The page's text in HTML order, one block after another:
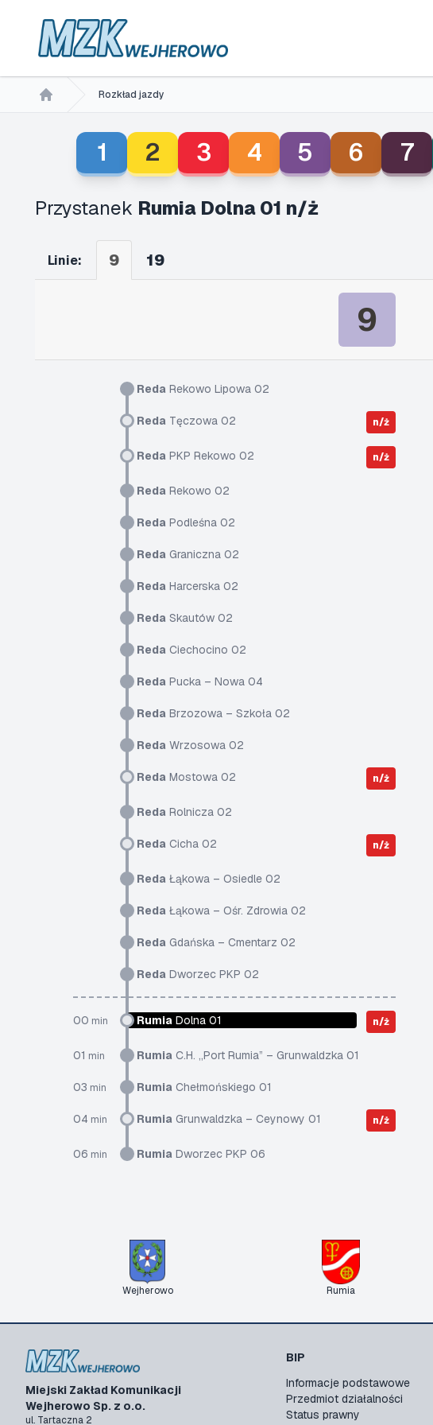
Rozkład jazdy
1 2 3 4 5 6 7
Przystanek Rumia Dolna 01 n/ż
Linie: 9 19
9
Reda Rekowo Lipowa 02
Reda Tęczowa 02 n/ż
Reda PKP Rekowo 02 n/ż
Reda Rekowo 02
Reda Podleśna 02
Reda Graniczna 02
Reda Harcerska 02
Reda Skautów 02
Reda Ciechocino 02
Reda Pucka – Nowa 04
Reda Brzozowa – Szkoła 02
Reda Wrzosowa 02
Reda Mostowa 02 n/ż
Reda Rolnicza 02
Reda Cicha 02 n/ż
Reda Łąkowa – Osiedle 02
Reda Łąkowa – Ośr. Zdrowia 02
Reda Gdańska – Cmentarz 02
Reda Dworzec PKP 02
00 min Rumia Dolna 01 n/ż
01 min Rumia C.H. „Port Rumia” – Grunwaldzka 01
03 min Rumia Chełmońskiego 01
04 min Rumia Grunwaldzka – Ceynowy 01 n/ż
06 min Rumia Dworzec PKP 06
Wejherowo Rumia
Miejski Zakład Komunikacji
Wejherowo Sp. z o.o.
ul. Tartaczna 2
BIP
Informacje podstawowe
Przedmiot działalności
Status prawny